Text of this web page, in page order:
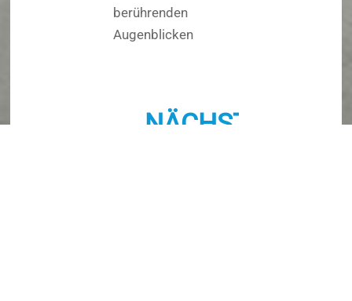
berührenden
Augenblicken
NÄCHSTER